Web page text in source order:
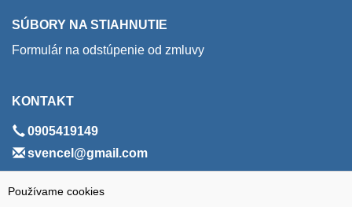
Používame cookies
SÚBORY NA STIAHNUTIE
Formulár na odstúpenie od zmluvy
KONTAKT
0905419149
svencel@gmail.com
ADRESA